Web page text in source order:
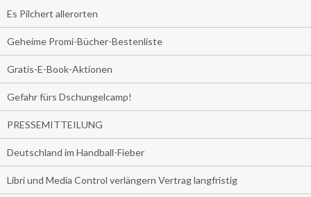
Es Pilchert allerorten
Geheime Promi-Bücher-Bestenliste
Gratis-E-Book-Aktionen
Gefahr fürs Dschungelcamp!
PRESSEMITTEILUNG
Deutschland im Handball-Fieber
Libri und Media Control verlängern Vertrag langfristig